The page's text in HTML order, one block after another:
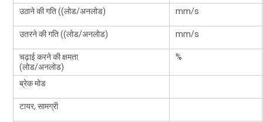
उठाने की गति ((लोड/अनलोड) mm/s
उतरने की गति ((लोड/अनलोड) mm/s
चढ़ाई करने की क्षमता
(लोड/अनलोड)
%
ब्रेक मोड
टायर, सामग्री